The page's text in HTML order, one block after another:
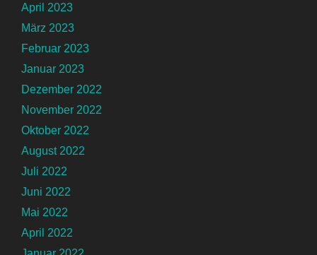
April 2023
März 2023
Februar 2023
Januar 2023
Dezember 2022
November 2022
Oktober 2022
August 2022
Juli 2022
Juni 2022
Mai 2022
April 2022